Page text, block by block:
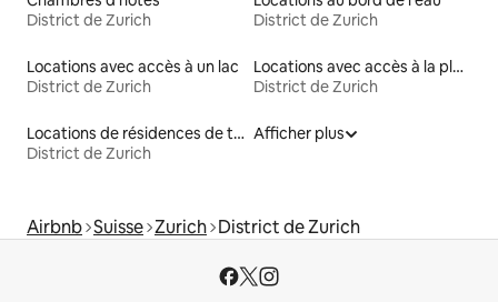
District de Zurich
District de Zurich
Locations avec accès à un lac
District de Zurich
Locations avec accès à la plage
District de Zurich
Locations de résidences de tourisme
District de Zurich
Afficher plus
Airbnb Suisse Zurich District de Zurich